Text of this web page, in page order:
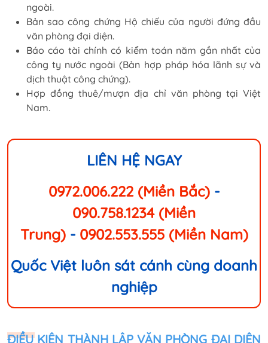
ngoài.
Bản sao công chứng Hộ chiếu của người đứng đầu
văn phòng đại diện.
Báo cáo tài chính có kiểm toán năm gần nhất của
công ty nước ngoài (Bản hợp pháp hóa lãnh sự và
dịch thuật công chứng).
Hợp đồng thuê/mượn địa chỉ văn phòng tại Việt
Nam.
LIÊN HỆ NGAY
0972.006.222 (Miền Bắc) -
090.758.1234 (Miền
Trung) - 0902.553.555 (Miền Nam)
Quốc Việt luôn sát cánh cùng doanh
nghiệp
ĐIỀU KIỆN THÀNH LẬP VĂN PHÒNG ĐẠI DIỆN